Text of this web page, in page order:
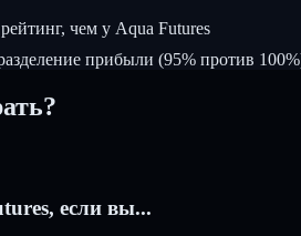
чем у Aqua Futures
прибыли (95% против
если вы...